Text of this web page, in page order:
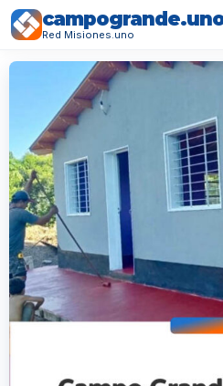
Red Misiones.uno